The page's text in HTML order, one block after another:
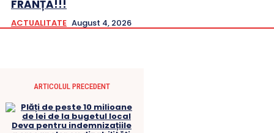
FRANȚA!!!
ACTUALITATE August 4, 2026
ARTICOLUL PRECEDENT